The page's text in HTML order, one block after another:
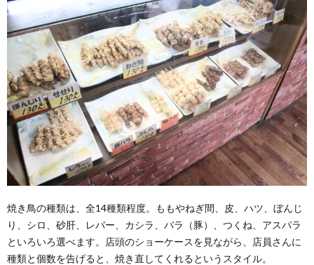
焼き鳥の種類は、全14種類程度。ももやねぎ間、皮、ハツ、ぼんじ
り、シロ、砂肝、レバー、カシラ、バラ（豚）、つくね、アスパラ
といろいろ選べます。店頭のショーケースを見ながら、店員さんに
種類と個数を告げると、焼き直してくれるというスタイル。